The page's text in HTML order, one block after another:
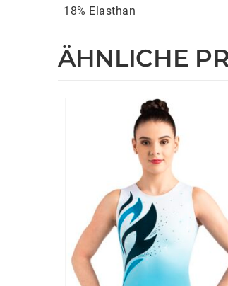
18% Elasthan
ÄHNLICHE